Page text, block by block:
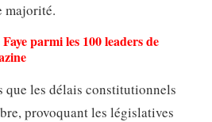
majorité.
parmi les 100 leaders de
que les délais constitutionnels
provoquant les législatives